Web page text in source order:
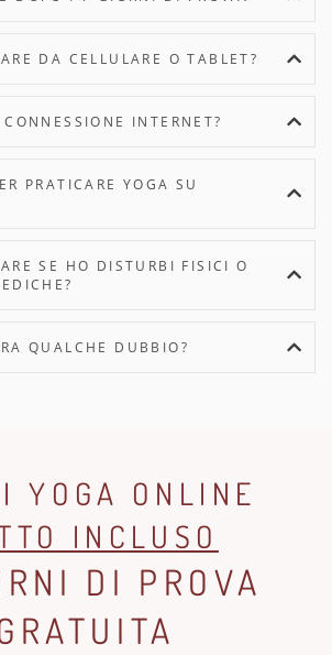
DA CELLULARE O TABLET?
INTERNET?
PRATICARE YOGA SU
SE HO DISTURBI FISICI O
QUALCHE DUBBIO?
YOGA ONLINE
INCLUSO
DI PROVA